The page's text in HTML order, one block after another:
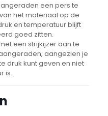
een pers te
het materiaal op de
en temperatuur blijft
goed zitten.
een strijkijzer aan te
aangezien je
druk kunt geven en niet
is.